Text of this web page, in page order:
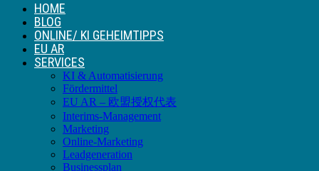
HOME
BLOG
ONLINE/ KI GEHEIMTIPPS
EU AR
SERVICES
KI & Automatisierung
Fördermittel
EU AR – 欧盟授权代表
Interims-Management
Marketing
Online-Marketing
Leadgeneration
Businessplan